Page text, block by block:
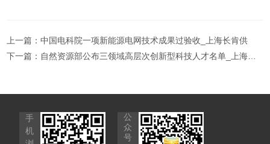
上一篇：中国电科院一项新能源电网技术成果过验收_上海长肯供
下一篇： 自然资源部公布三领域高层次创新型科技人才名单_上海长肯供
手
机
公
众
号